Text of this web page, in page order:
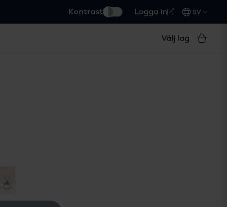
Kontrast Logga in SV
Välj lag